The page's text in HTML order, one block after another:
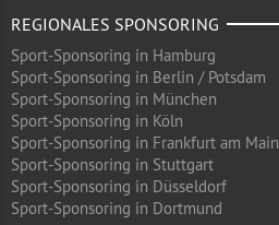
REGIONALES SPONSORING
Sport-Sponsoring in Hamburg
Sport-Sponsoring in Berlin / Potsdam
Sport-Sponsoring in München
Sport-Sponsoring in Köln
Sport-Sponsoring in Frankfurt am Main
Sport-Sponsoring in Stuttgart
Sport-Sponsoring in Düsseldorf
Sport-Sponsoring in Dortmund